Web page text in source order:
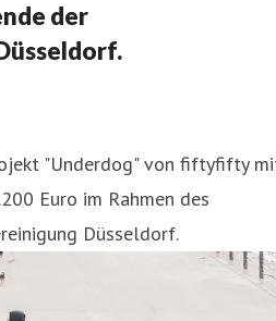
der
"​Underdog" von fiftyfifty
Euro im Rahmen des
Düsseldorf.